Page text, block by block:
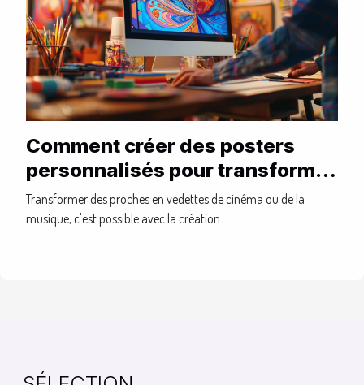
Comment créer des posters
personnalisés pour transformer
vos proches en stars
Transformer des proches en vedettes de cinéma ou de la
musique, c'est possible avec la création...